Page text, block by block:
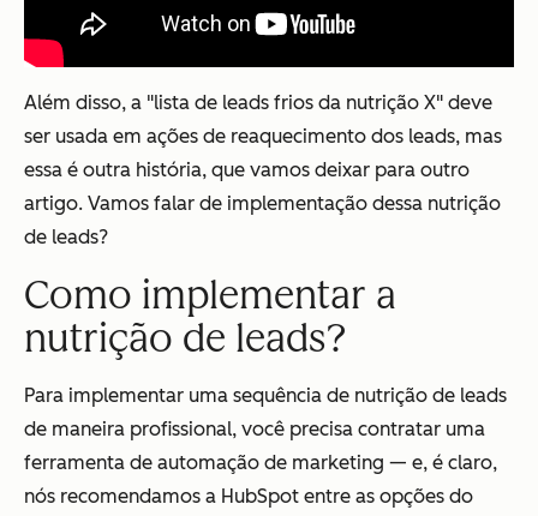
Além disso, a "lista de leads frios da nutrição X" deve
ser usada em ações de reaquecimento dos leads, mas
essa é outra história, que vamos deixar para outro
artigo. Vamos falar de implementação dessa nutrição
de leads?
Como implementar a
nutrição de leads?
Para implementar uma sequência de nutrição de leads
de maneira profissional, você precisa contratar uma
ferramenta de automação de marketing — e, é claro,
nós recomendamos a HubSpot entre as opções do